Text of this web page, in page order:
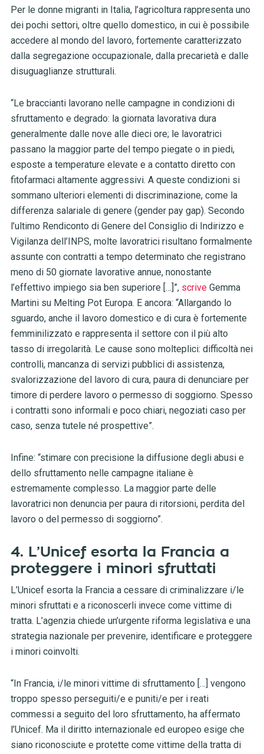
Per le donne migranti in Italia, l’agricoltura rappresenta uno
dei pochi settori, oltre quello domestico, in cui è possibile
accedere al mondo del lavoro, fortemente caratterizzato
dalla segregazione occupazionale, dalla precarietà e dalle
disuguaglianze strutturali.
“Le braccianti lavorano nelle campagne in condizioni di
sfruttamento e degrado: la giornata lavorativa dura
generalmente dalle nove alle dieci ore; le lavoratrici
passano la maggior parte del tempo piegate o in piedi,
esposte a temperature elevate e a contatto diretto con
fitofarmaci altamente aggressivi. A queste condizioni si
sommano ulteriori elementi di discriminazione, come la
differenza salariale di genere (gender pay gap). Secondo
l’ultimo Rendiconto di Genere del Consiglio di Indirizzo e
Vigilanza dell’INPS, molte lavoratrici risultano formalmente
assunte con contratti a tempo determinato che registrano
meno di 50 giornate lavorative annue, nonostante
l’effettivo impiego sia ben superiore […]”, scriveGemma
Martini su Melting Pot Europa. E ancora: “Allargando lo
sguardo, anche il lavoro domestico e di cura è fortemente
femminilizzato e rappresenta il settore con il più alto
tasso di irregolarità. Le cause sono molteplici: difficoltà nei
controlli, mancanza di servizi pubblici di assistenza,
svalorizzazione del lavoro di cura, paura di denunciare per
timore di perdere lavoro o permesso di soggiorno. Spesso
i contratti sono informali e poco chiari, negoziati caso per
caso, senza tutele né prospettive”.
Infine: “stimare con precisione la diffusione degli abusi e
dello sfruttamento nelle campagne italiane è
estremamente complesso. La maggior parte delle
lavoratrici non denuncia per paura di ritorsioni, perdita del
lavoro o del permesso di soggiorno”.
4. L’Unicef esorta la Francia a
proteggere i minori sfruttati
L’Unicef esorta la Francia a cessare di criminalizzare i/le
minori sfruttati e a riconoscerli invece come vittime di
tratta. L’agenzia chiede un’urgente riforma legislativa e una
strategia nazionale per prevenire, identificare e proteggere
i minori coinvolti.
“In Francia, i/le minori vittime di sfruttamento […] vengono
troppo spesso perseguiti/e e puniti/e per i reati
commessi a seguito del loro sfruttamento, ha affermato
l’Unicef. Ma il diritto internazionale ed europeo esige che
siano riconosciute e protette come vittime della tratta di